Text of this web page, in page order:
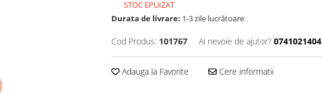
STOC EPUIZAT
Durata de livrare: 1-3 zile lucrătoare
Cod Produs: 101767 Ai nevoie de ajutor? 0741021404
Adauga la Favorite Cere informatii